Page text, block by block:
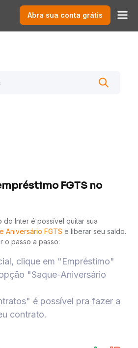
Abra sua conta grátis
FGTS no
do Inter é possível quitar sua
Aniversário FGTS e liberar seu saldo.
o passo a passo:
clique em "Empréstimo"
"Saque-Aniversário
é possível pra fazer a
contrato.